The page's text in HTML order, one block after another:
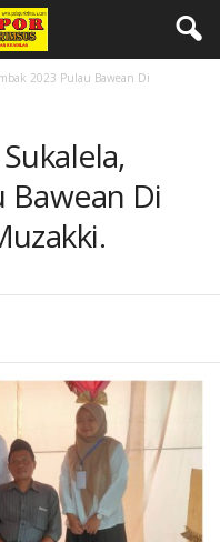
2023 Pulau Bawean Di
Bawean Di